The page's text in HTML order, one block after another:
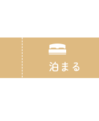
泊まる